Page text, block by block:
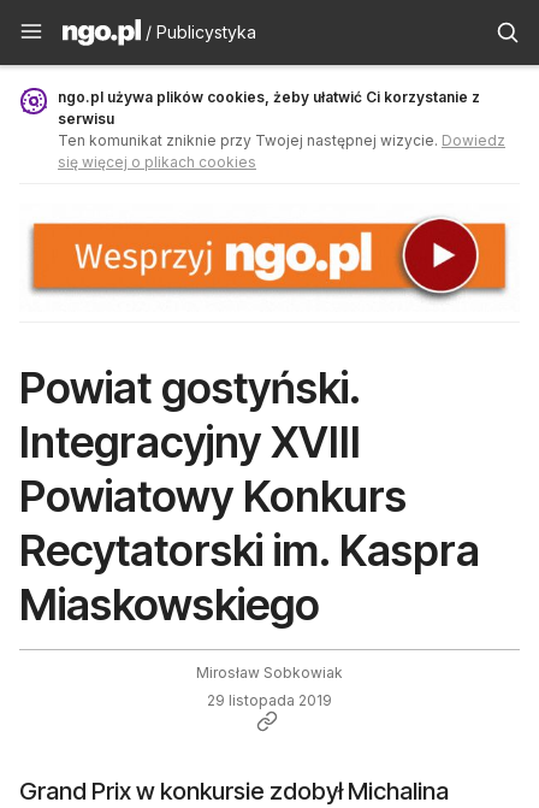
Publicystyka - ngo.pl
/ Publicystyka
ngo.pl używa plików cookies, żeby ułatwić Ci korzystanie z
serwisu
Ten komunikat zniknie przy Twojej następnej wizycie. Dowiedz
się więcej o plikach cookies
Powiat gostyński.
Integracyjny XVIII
Powiatowy Konkurs
Recytatorski im. Kaspra
Miaskowskiego
Mirosław Sobkowiak
29 listopada 2019
Grand Prix w konkursie zdobył Michalina